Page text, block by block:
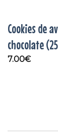
Cookies de
chocolate
7.00€